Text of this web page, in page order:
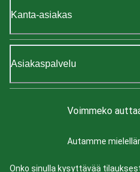
Kanta-asiakas
Asiakaspalvelu
Voimmeko
Autamme
Onko sinulla kysyttävää